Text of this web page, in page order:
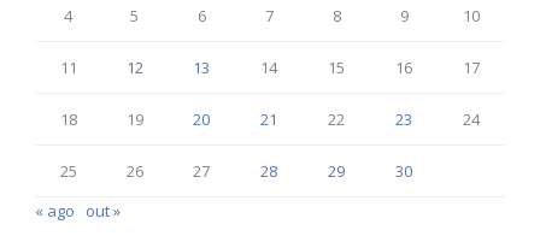
4 5 6 7 8 9 10
11 12 13 14 15 16 17
18 19 20 21 22 23 24
25 26 27 28 29
30
« ago
out »